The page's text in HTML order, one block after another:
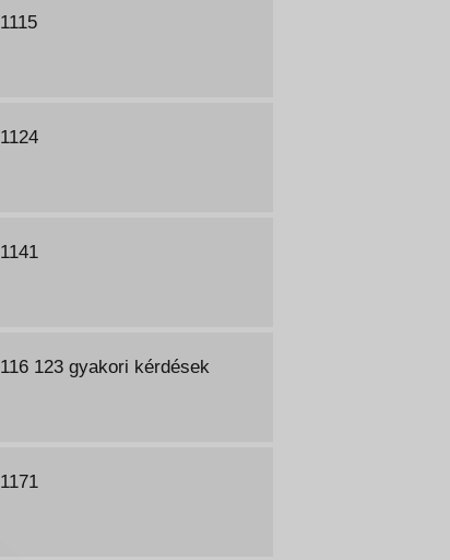
1115
1124
1141
116 123 gyakori kérdések
1171